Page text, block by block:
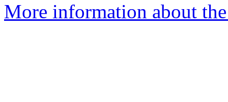
More information about